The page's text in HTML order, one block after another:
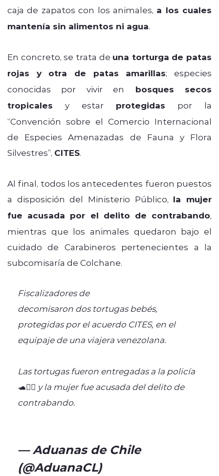
caja de zapatos con los animales, a los cuales
mantenía sin alimentos ni agua.
En concreto, se trata de una torturga de patas
rojas y otra de patas amarillas; especies
conocidas por vivir en
bosques secos
tropicales y estarprotegidas por la
“Convención sobre el Comercio Internacional
de Especies Amenazadas de Fauna y Flora
Silvestres”, CITES.
Al final, todos los antecedentes fueron puestos
a disposición del Ministerio Público, la mujer
fue acusada por el delito de contrabando,
mientras que los animales quedaron bajo el
cuidado de Carabineros pertenecientes a la
subcomisaría de Colchane.
Fiscalizadores de
decomisaron dos tortugas bebés,
protegidas por el acuerdo CITES, en el
equipaje de una viajera venezolana.
Las tortugas fueron entregadas a la policía
🐢👮‍♂️ y la mujer fue acusada del delito de
contrabando.
— Aduanas de Chile
(@AduanaCL)